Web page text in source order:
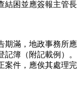
結困並應簽報主管長
期滿，地政事務所應
簿（附記載例）。
案件，應俟其處理完